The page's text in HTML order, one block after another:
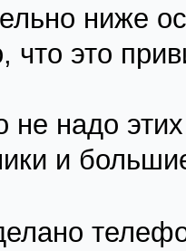
ниже
это
не надо
и